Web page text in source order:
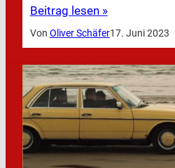
Beitrag lesen »
Von Oliver Schäfer17. Juni 2023